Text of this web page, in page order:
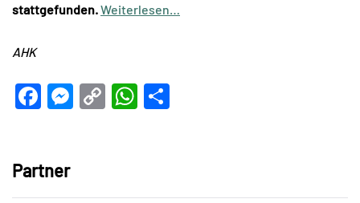
stattgefunden.Weiterlesen…
AHK
Facebook
Messenger
CopyWhatsApp
Partner